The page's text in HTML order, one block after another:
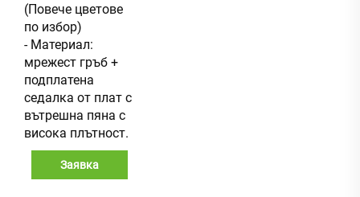
(Повече цветове
по избор)
- Материал:
мрежест гръб +
подплатена
седалка от плат с
вътрешна пяна с
висока плътност.
Заявка